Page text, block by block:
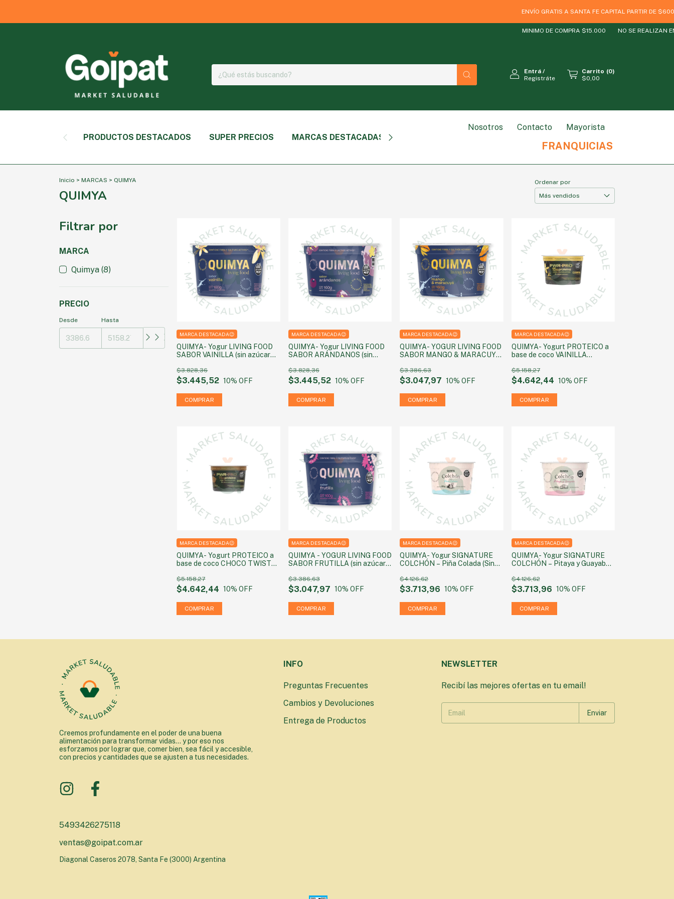
ENVÍO GRATIS A SANTA FE CAPITAL PARTIR DE $60000
MINIMO DE COMPRA $15.000 NO SE REALIZAN
Entrá/
Registráte
Carrito (0)
$0,00
PRODUCTOS DESTACADOS SUPER PRECIOS MARCAS DESTACADAS
Nosotros Contacto Mayorista
FRANQUICIAS
Inicio > MARCAS > QUIMYA
QUIMYA
Ordenar por
Filtrar por
MARCA
Quimya (8)
PRECIO
Desde Hasta
QUIMYA- Yogur LIVING FOOD
SABOR VAINILLA (sin azúcar
$3.445,52
$3.828,36
10% OFF
MARCA DESTACADA😉
QUIMYA- Yogur LIVING FOOD
SABOR ARÁNDANOS (sin
$3.445,52
$3.828,36
10% OFF
MARCA DESTACADA😉
QUIMYA- YOGUR LIVING FOOD
SABOR MANGO & MARACUYÁ
$3.047,97
$3.386,63
10% OFF
MARCA DESTACADA😉
QUIMYA- Yogurt PROTEICO a
base de coco VAINILLA
$4.642,44
$5.158,27
10% OFF
MARCA DESTACADA😉
QUIMYA- Yogurt PROTEICO a
base de coco CHOCO TWIST
$4.642,44
$5.158,27
10% OFF
MARCA DESTACADA😉
QUIMYA - YOGUR LIVING FOOD
SABOR FRUTILLA (sin azúcar
$3.047,97
$3.386,63
10% OFF
MARCA DESTACADA😉
QUIMYA- Yogur SIGNATURE
COLCHÓN – Piña Colada (Sin
$3.713,96
$4.126,62
10% OFF
MARCA DESTACADA😉
QUIMYA- Yogur SIGNATURE
COLCHÓN – Pitaya y Guayaba
$3.713,96
$4.126,62
10% OFF
MARCA DESTACADA😉
Creemos profundamente en el poder de una buena
alimentación para transformar vidas... y por eso nos
esforzamos por lograr que, comer bien, sea fácil y accesible,
con precios y cantidades que se ajusten a tus necesidades.
5493426275118
ventas@goipat.com.ar
Diagonal Caseros 2078, Santa Fe (3000) Argentina
INFO
Preguntas Frecuentes
Cambios y Devoluciones
Entrega de Productos
NEWSLETTER
Recibí las mejores ofertas en tu email!